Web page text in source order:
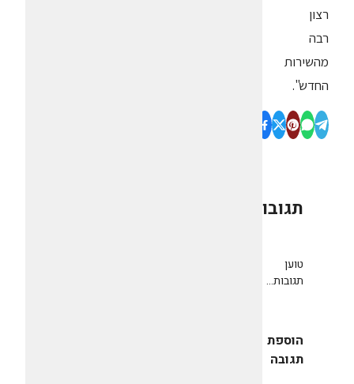
רצון
רבה
מהשירות
החדש".
תגובות
טוען
תגובות...
הוספת
תגובה